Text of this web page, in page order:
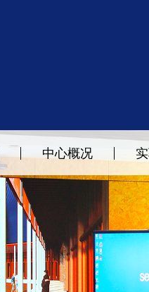
中心概况